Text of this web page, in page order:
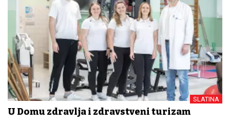
SLATINA
U Domu zdravlja i zdravstveni turizam